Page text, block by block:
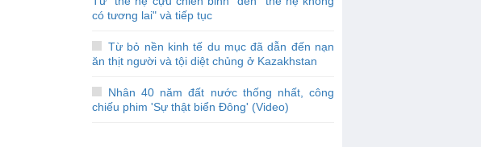
có tương lai" và tiếp tục
Từ bỏ nền kinh tế du mục đã dẫn đến nạn
ăn thịt người và tội diệt chủng ở Kazakhstan
Nhân 40 năm đất nước thống nhất, công
chiếu phim 'Sự thật biển Đông' (Video)